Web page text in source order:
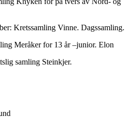
Kretssamling Vinne. Dagssamling.
Meråker for 13 år –junior. Elon
samling Steinkjer.